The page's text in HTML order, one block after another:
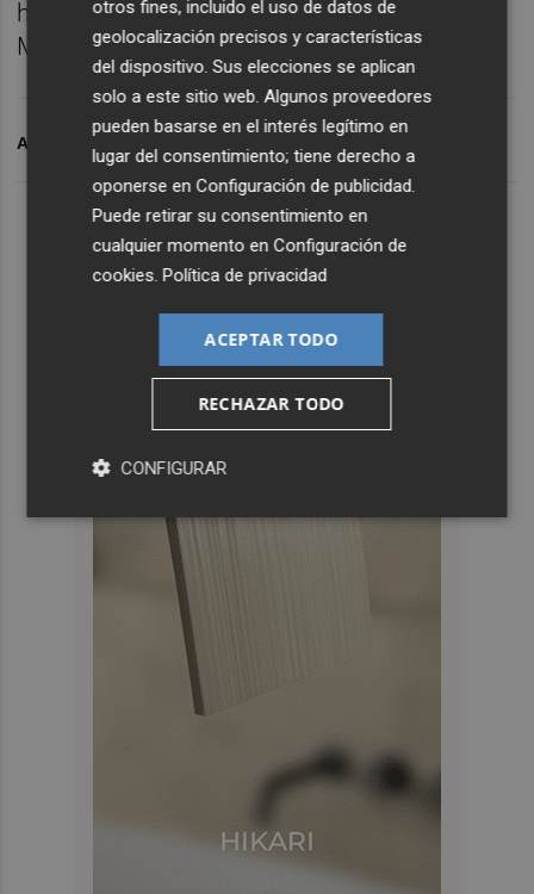
ha olvidado a la industria", ha manifestado
María José Salvador.
ARCHIVADO EN
otros fines, incluido el uso de datos de
geolocalización precisos y características
del dispositivo. Sus elecciones se aplican
solo a este sitio web. Algunos proveedores
pueden basarse en el interés legítimo en
lugar del consentimiento; tiene derecho a
oponerse enConfiguración de publicidad.
Puede retirar su consentimiento en
cualquier momento enConfiguración de
cookies.Política de privacidad
ACEPTAR TODO
RECHAZAR TODO
CONFIGURAR